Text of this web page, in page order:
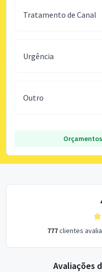
Tratamento de Canal
Urgência
Outro
777clientes
Avaliações